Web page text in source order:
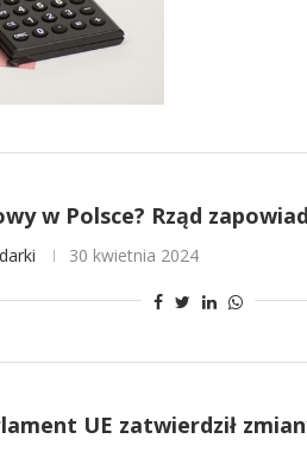
w Polsce? Rząd
30 kwietnia 2024
UE zatwierdził